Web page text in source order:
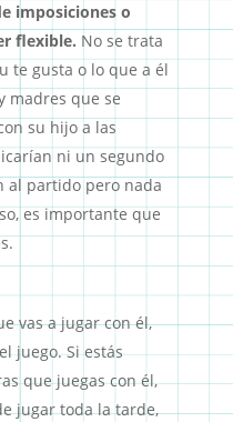
imposiciones o
flexible. No se trata
te gusta o lo que a él
madres que se
su hijo a las
ni un segundo
al partido pero nada
es importante que
vas a jugar con él,
juego. Si estás
que juegas con él,
jugar toda la tarde,